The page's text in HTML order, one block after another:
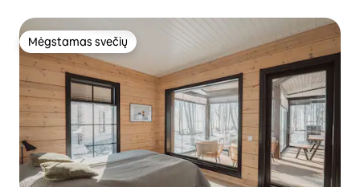
Mėgstamas svečių
Mėgstamas svečių